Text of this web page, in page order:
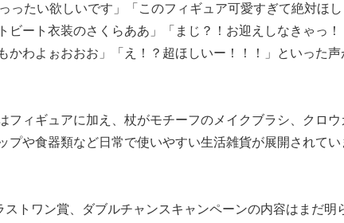
ったい欲しいです」「このフィギュア可愛すぎて絶対ほし
ビート衣装のさくらああ」「まじ？！お迎えしなきゃっ！
かわよぉおおお」「え！？超ほしいー！！！」といった
フィギュアに加え、杖がモチーフのメイクブラシ、クロウ
プや食器類など日常で使いやすい生活雑貨が展開されてい
ストワン賞、ダブルチャンスキャンペーンの内容はまだ明